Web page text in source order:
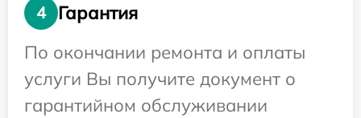
4
Гарантия
По окончании ремонта и оплаты
услуги Вы получите документ о
гарантийном обслуживании